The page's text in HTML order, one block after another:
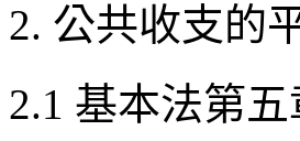
2. 公共收支的
2.1 基本法第五